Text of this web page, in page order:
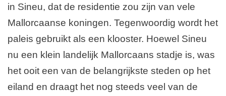
in Sineu, dat de residentie zou zijn van vele
Mallorcaanse koningen. Tegenwoordig wordt het
paleis gebruikt als een klooster. Hoewel Sineu
nu een klein landelijk Mallorcaans stadje is, was
het ooit een van de belangrijkste steden op het
eiland en draagt het nog steeds veel van de